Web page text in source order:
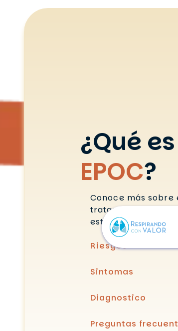
¿Qué
EPOC?
Conoce más sobre
tratamiento y
esta condición
Riesgos
Sintomas
Diagnostico
Preguntas